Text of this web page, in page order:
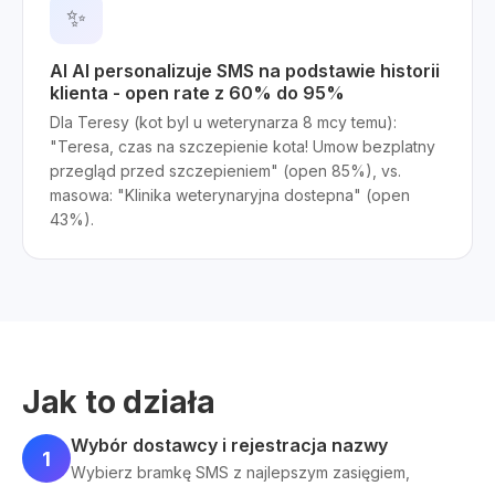
✨
AI AI personalizuje SMS na podstawie historii
klienta - open rate z 60% do 95%
Dla Teresy (kot byl u weterynarza 8 mcy temu):
"Teresa, czas na szczepienie kota! Umow bezplatny
przegląd przed szczepieniem" (open 85%), vs.
masowa: "Klinika weterynaryjna dostepna" (open
43%).
Jak to działa
1
Wybór dostawcy i rejestracja nazwy
Wybierz bramkę SMS z najlepszym zasięgiem,